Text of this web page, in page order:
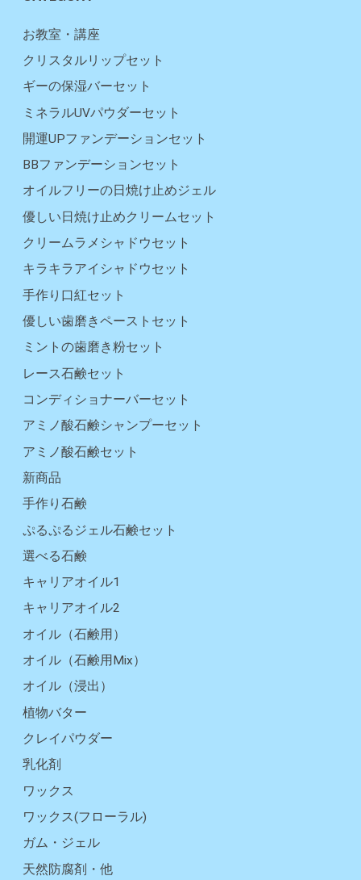
お教室・講座
クリスタルリップセット
ギーの保湿バーセット
ミネラルUVパウダーセット
開運UPファンデーションセット
BBファンデーションセット
オイルフリーの日焼け止めジェル
優しい日焼け止めクリームセット
クリームラメシャドウセット
キラキラアイシャドウセット
手作り口紅セット
優しい歯磨きペーストセット
ミントの歯磨き粉セット
レース石鹸セット
コンディショナーバーセット
アミノ酸石鹸シャンプーセット
アミノ酸石鹸セット
新商品
手作り石鹸
ぷるぷるジェル石鹸セット
選べる石鹸
キャリアオイル1
キャリアオイル2
オイル（石鹸用）
オイル（石鹸用Mix）
オイル（浸出）
植物バター
クレイパウダー
乳化剤
ワックス
ワックス(フローラル)
ガム・ジェル
天然防腐剤・他